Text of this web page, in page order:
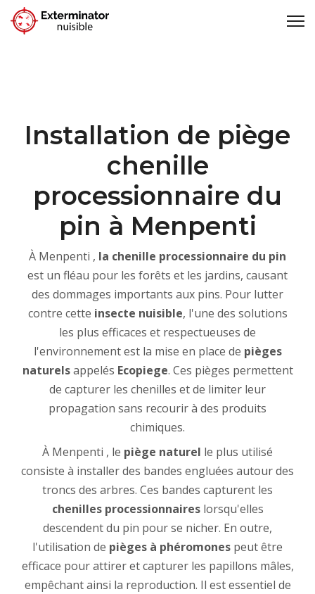
Installation de piège
chenille
processionnaire du
pin à Menpenti
À Menpenti , la chenille processionnaire du pin
est un fléau pour les forêts et les jardins, causant
des dommages importants aux pins. Pour lutter
contre cette insecte nuisible, l'une des solutions
les plus efficaces et respectueuses de
l'environnement est la mise en place de pièges
naturelsappelés Ecopiege. Ces pièges permettent
de capturer les chenilles et de limiter leur
propagation sans recourir à des produits
chimiques.
À Menpenti , le piège naturel le plus utilisé
consiste à installer des bandes engluées autour des
troncs des arbres. Ces bandes capturent les
chenilles processionnaireslorsqu'elles
descendent du pin pour se nicher. En outre,
l'utilisation de pièges à phéromones peut être
efficace pour attirer et capturer les papillons mâles,
empêchant ainsi la reproduction. Il est essentiel de